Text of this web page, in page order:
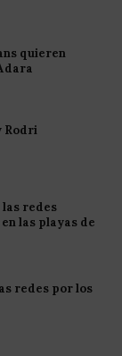
quieren
Rodri
las redes
las playas de
redes por los